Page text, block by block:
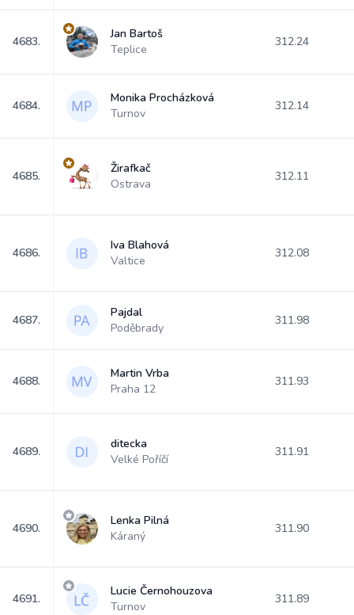
4683.
Jan Bartoš
Teplice
312.24
4684.
Monika Procházková
Turnov
312.14
4685.
Žirafkač
Ostrava
312.11
4686.
Iva Blahová
Valtice
312.08
4687.
Pajdal
Poděbrady
311.98
4688.
Martin Vrba
Praha 12
311.93
4689.
ditecka
Velké Poříčí
311.91
4690.
Lenka Pilná
Káraný
311.90
4691.
Lucie Černohouzova
Turnov
311.89